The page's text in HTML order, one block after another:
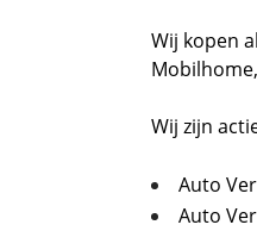
Wij kopen
Mobilhome,
Wij zijn
Auto
Auto